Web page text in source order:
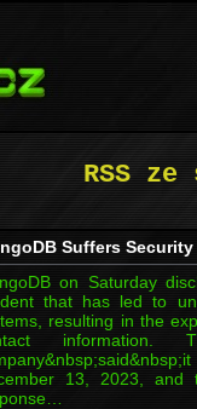
RSS
Suffers
on Saturday
that has led to
resulting in the
information.
13, 2023, and